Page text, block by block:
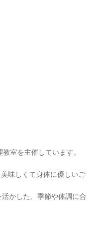
室を主催しています。
味しくて身体に優しいご
かした、季節や体調に合